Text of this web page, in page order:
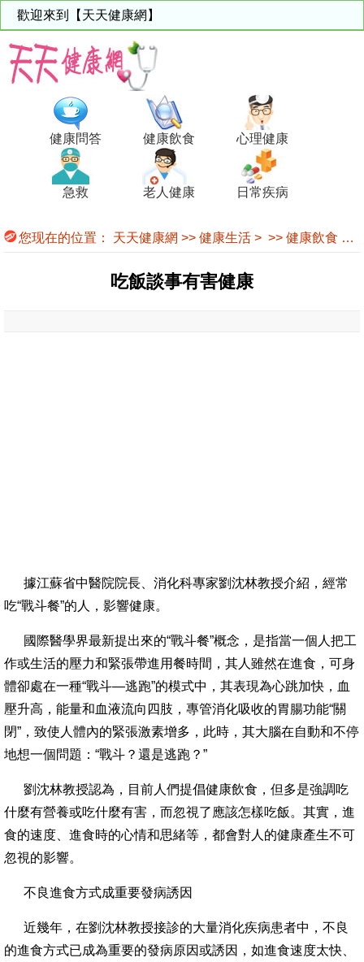
歡迎來到【天天健康網】
健康問答 健康飲食 心理健康
急救 老人健康 日常疾病
您现在的位置： 天天健康網 >> 健康生活 > >> 健康飲食
吃飯談事有害健康
據江蘇省中醫院院長、消化科專家劉沈林教授介紹，經常
吃“戰斗餐”的人，影響健康。
國際醫學界最新提出來的“戰斗餐”概念，是指當一個人把工
作或生活的壓力和緊張帶進用餐時間，其人雖然在進食，可身
體卻處在一種“戰斗—逃跑”的模式中，其表現為心跳加快，血
壓升高，能量和血液流向四肢，專管消化吸收的胃腸功能“關
閉”，致使人體內的緊張激素增多，此時，其大腦在自動和不停
地想一個問題：“戰斗？還是逃跑？”
劉沈林教授認為，目前人們提倡健康飲食，但多是強調吃
什麼有營養或吃什麼有害，而忽視了應該怎樣吃飯。其實，進
食的速度、進食時的心情和思緒等，都會對人的健康產生不可
忽視的影響。
不良進食方式成重要發病誘因
近幾年，在劉沈林教授接診的大量消化疾病患者中，不良
的進食方式已成為重要的發病原因或誘因，如進食速度太快、